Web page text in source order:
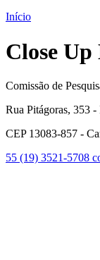
Início
Close
Comissão de
Rua Pitágoras, 353
CEP 13083-857 -
55 (19) 3521-5708